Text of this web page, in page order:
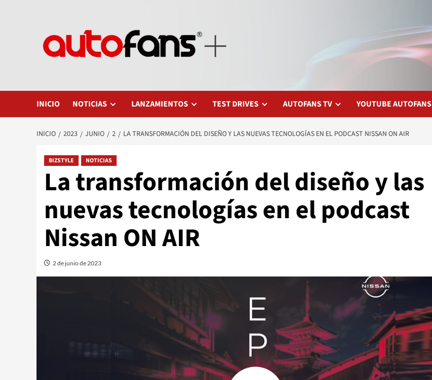
INICIO NOTICIAS LANZAMIENTOS TEST DRIVES AUTOFANS TV YOUTUBE AUTOFANS
INICIO 2023 JUNIO 2 LA TRANSFORMACIÓN DEL DISEÑO Y LAS NUEVAS TECNOLOGÍAS EN EL PODCAST NISSAN ON AIR
BIZSTYLE NOTICIAS
La transformación del diseño y las
nuevas tecnologías en el podcast
Nissan ON AIR
2 de junio de 2023